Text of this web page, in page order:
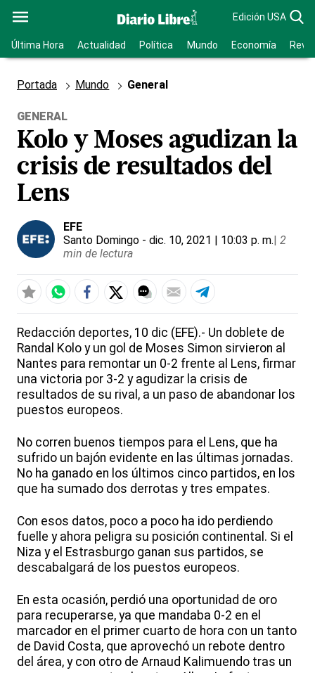
Edición USA
Última Hora Actualidad Política Mundo Economía
Portada Mundo General
GENERAL
Kolo y Moses agudizan la
crisis de resultados del
Lens
EFE
Santo Domingo - dic. 10, 2021 | 10:03 p. m.| 2
min de lectura
Redacción deportes, 10 dic (EFE).- Un doblete de
Randal Kolo y un gol de Moses Simon sirvieron al
Nantes para remontar un 0-2 frente al Lens, firmar
una victoria por 3-2 y agudizar la crisis de
resultados de su rival, a un paso de abandonar los
puestos europeos.
No corren buenos tiempos para el Lens, que ha
sufrido un bajón evidente en las últimas jornadas.
No ha ganado en los últimos cinco partidos, en los
que ha sumado dos derrotas y tres empates.
Con esos datos, poco a poco ha ido perdiendo
fuelle y ahora peligra su posición continental. Si el
Niza y el Estrasburgo ganan sus partidos, se
descabalgará de los puestos europeos.
En esta ocasión, perdió una oportunidad de oro
para recuperarse, ya que mandaba 0-2 en el
marcador en el primer cuarto de hora con un tanto
de David Costa, que aprovechó un rebote dentro
del área, y con otro de Arnaud Kalimuendo tras un